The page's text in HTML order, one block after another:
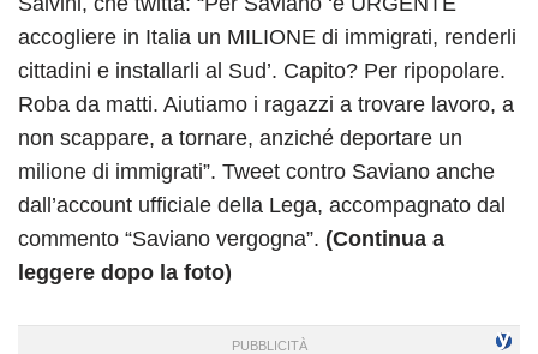
accogliere in Italia un MILIONE di immigrati, renderli
cittadini e installarli al Sud’. Capito? Per ripopolare.
Roba da matti. Aiutiamo i ragazzi a trovare lavoro, a
non scappare, a tornare, anziché deportare un
milione di immigrati”. Tweet contro Saviano anche
dall’account ufficiale della Lega, accompagnato dal
commento “Saviano vergogna”. (Continua a
leggere dopo la foto)